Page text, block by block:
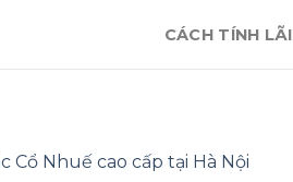
CÁCH TÍNH LÃI
Cổ Nhuế cao cấp tại Hà Nội